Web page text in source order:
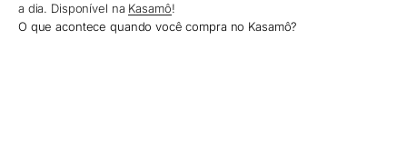
a dia. Disponível na Kasamô!
O que acontece quando você compra no Kasamô?